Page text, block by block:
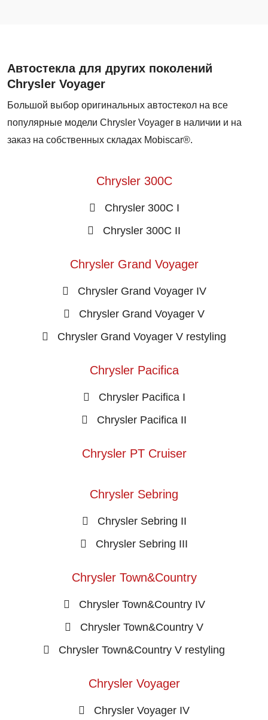
Автостекла для других поколений
Chrysler Voyager
Большой выбор оригинальных автостекол на все
популярные модели Chrysler Voyager в наличии и на
заказ на собственных складах Mobiscar®.
Chrysler 300C
Chrysler 300C I
Chrysler 300C II
Chrysler Grand Voyager
Chrysler Grand Voyager IV
Chrysler Grand Voyager V
Chrysler Grand Voyager V restyling
Chrysler Pacifica
Chrysler Pacifica I
Chrysler Pacifica II
Chrysler PT Cruiser
Chrysler Sebring
Chrysler Sebring II
Chrysler Sebring III
Chrysler Town&Country
Chrysler Town&Country IV
Chrysler Town&Country V
Chrysler Town&Country V restyling
Chrysler Voyager
Chrysler Voyager IV